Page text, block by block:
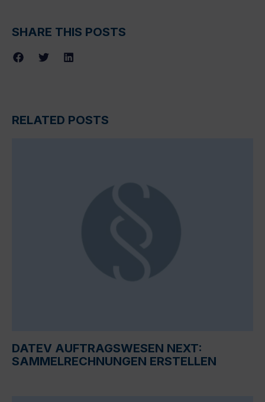
SHARE THIS POSTS
RELATED POSTS
DATEV AUFTRAGSWESEN NEXT:
SAMMELRECHNUNGEN ERSTELLEN